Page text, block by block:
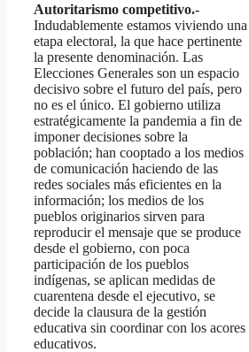
Autoritarismo competitivo.-
Indudablemente estamos viviendo una
etapa electoral, la que hace pertinente
la presente denominación. Las
Elecciones Generales son un espacio
decisivo sobre el futuro del país, pero
no es el único. El gobierno utiliza
estratégicamente la pandemia a fin de
imponer decisiones sobre la
población; han cooptado a los medios
de comunicación haciendo de las
redes sociales más eficientes en la
información; los medios de los
pueblos originarios sirven para
reproducir el mensaje que se produce
desde el gobierno, con poca
participación de los pueblos
indígenas, se aplican medidas de
cuarentena desde el ejecutivo, se
decide la clausura de la gestión
educativa sin coordinar con los acores
educativos.